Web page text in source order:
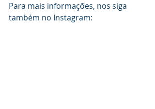
Para mais informações, nos siga
também no Instagram: